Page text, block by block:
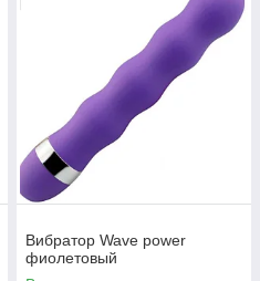
Вибратор Wave power
фиолетовый